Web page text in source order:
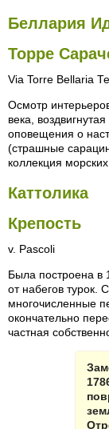
Беллария
Торре
Via Torre Bellaria
Осмотр
века,
оповещения о
(страшные
коллекция
Каттолика
Крепость
v. Pascoli
Была построена в
от набегов турок.
многочисленные
окончательно
частная